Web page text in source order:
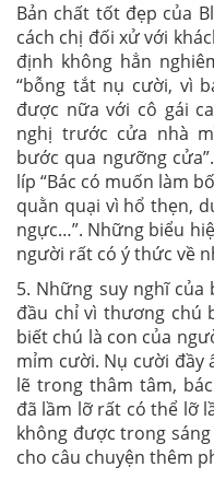
Bản chất tốt đẹp của
cách chị đối xử với
định không hẳn
“bỗng tắt nụ cười, vì
được nữa với cô gái
nghị trước cửa nhà
bước qua ngưỡng
líp “Bác có muốn làm
quằn quại vì hổ thẹn,
ngực…”. Những biểu
người rất có ý thức về
5. Những suy nghĩ của
đầu chỉ vì thương chú
biết chú là con của
mỉm cười. Nụ cười đầy
lẽ trong thâm tâm,
đã lầm lỡ rất có thể lỡ
không được trong
cho câu chuyện thêm